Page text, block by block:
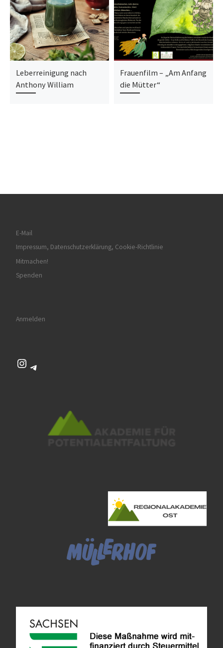
Leberreinigung nach
Anthony William
Frauenfilm – „Am Anfang
die Mütter“
E-Mail
Impressum, Datenschutzerklärung, Cookie-Richtlinie
Mitmachen!
Spenden
Anmelden
Instagram
Telegram